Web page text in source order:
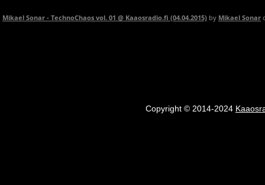
Mikael Sonar - TechnoChaos vol. 01 @ Kaaosradio.fi (04.04.2015) by Mikael Sonar
Copyright © 2014-2024